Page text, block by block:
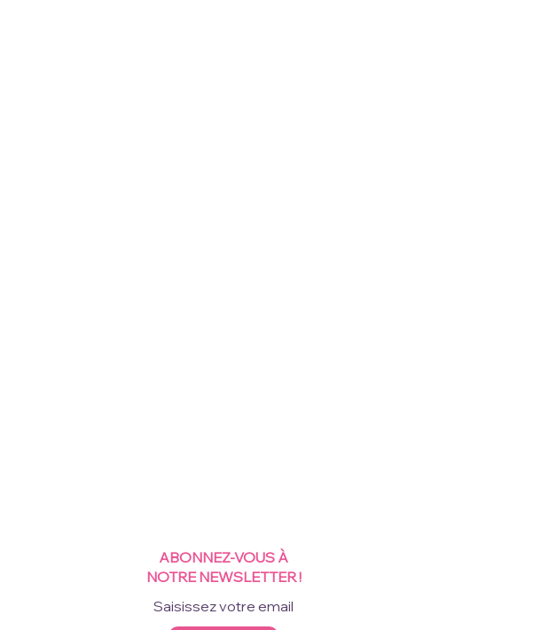
ABONNEZ-VOUS À
NOTRE NEWSLETTER !